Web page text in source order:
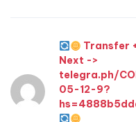
Transfer
Next ->
telegra.ph/
05-12-9?